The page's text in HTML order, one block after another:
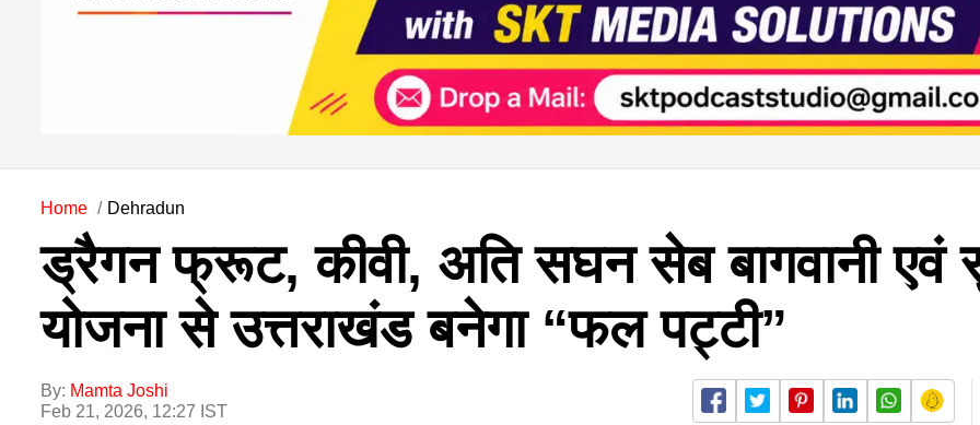
Home Dehradun
ड्रैगन फ्रूट, कीवी, अति सघन सेब बागवानी
योजना से उत्तराखंड बनेगा “फल पट्टी”
By: Mamta Joshi
Feb 21, 2026, 12:27 IST